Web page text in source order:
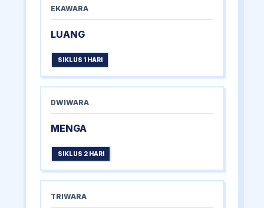
EKAWARA
LUANG
SIKLUS 1 HARI
DWIWARA
MENGA
SIKLUS 2 HARI
TRIWARA